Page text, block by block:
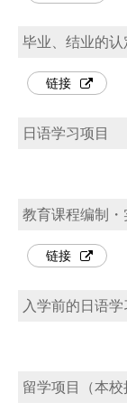
毕业、结业的认
链接
日语学习项目
教育课程编制・
链接
入学前的日语学
留学项目（本